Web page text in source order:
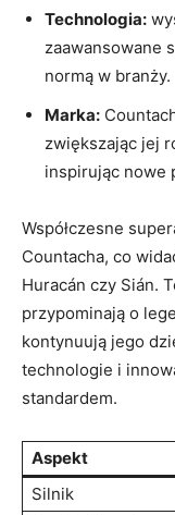
Technologia:
zaawansowane
normą w branży.
Marka:
zwiększając jej
inspirując nowe
Współczesne
Countacha, co
Huracán czy Sián.
przypominają o
kontynuują jego
technologie i
standardem.
Aspekt
Silnik